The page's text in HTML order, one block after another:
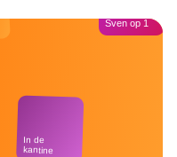
In de
kantine
Sven op 1